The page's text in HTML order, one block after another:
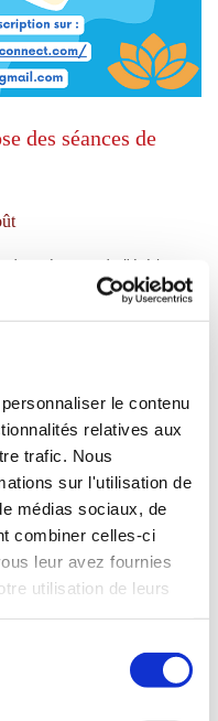
le contenu
relatives aux
trafic. Nous
sur l'utilisation de
médias sociaux, de
combiner celles-ci
leur avez fournies
utilisation de leurs
des séances de
séances de l'été les
adhérents